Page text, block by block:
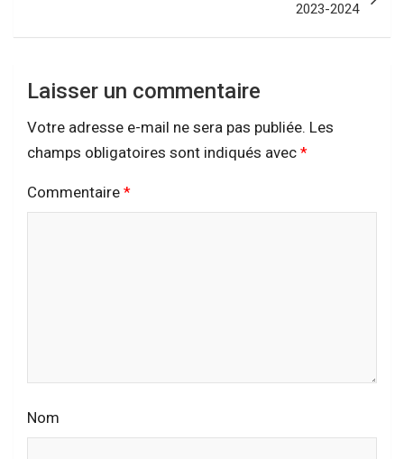
2023-2024
Laisser un commentaire
Votre adresse e-mail ne sera pas publiée. Les
champs obligatoires sont indiqués avec *
Commentaire *
Nom